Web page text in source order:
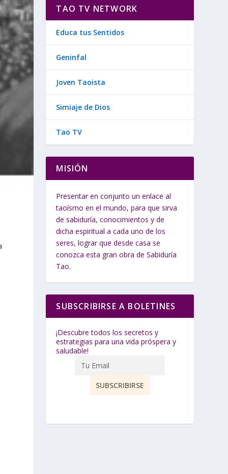
TAO TV NETWORK
Educa tus Sentidos
Geninfal
Joven Taoista
Simiaje de Dios
Tao TV
MISIÓN
Presentar en conjunto un enlace al
taoísmo en el mundo, para que sirva
de sabiduría, conocimientos y de
dicha espiritual a cada uno de los
seres, lograr que desde casa se
conozca esta gran obra de Sabiduría
Tao.
SUBSCRIBIRSE A BOLETINES
¡Descubre todos los secretos y
estrategias para una vida próspera y
saludable!